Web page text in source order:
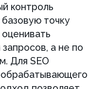
и
в ходе
к